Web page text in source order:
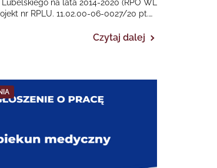
na lata 2014-2020 (RPO WL
nr RPLU. 11.02.00-06-0027/20 pt.
Czytaj dalej